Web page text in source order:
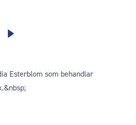
Esterblom som behandlar